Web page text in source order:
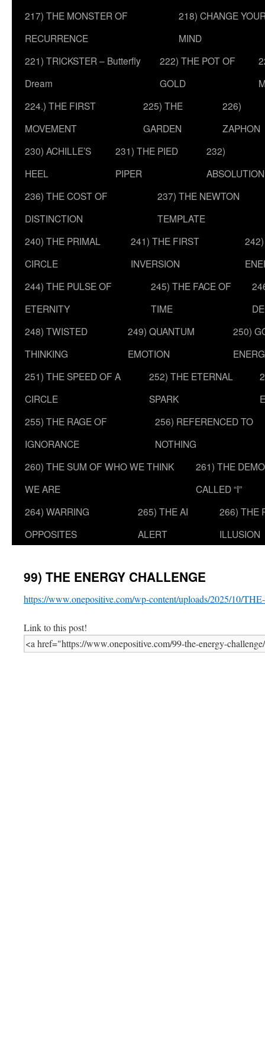
217) THE MONSTER OF
RECURRENCE
218) CHANGE
MIND
221) TRICKSTER – Butterfly
Dream
222) THE POT OF
GOLD
224.) THE FIRST
MOVEMENT
225) THE
GARDEN
226)
ZAPHON
230) ACHILLE’S
HEEL
231) THE PIED
PIPER
232)
ABSOLUTION
236) THE COST OF
DISTINCTION
237) THE NEWTON
TEMPLATE
240) THE PRIMAL
CIRCLE
241) THE FIRST
INVERSION
244) THE PULSE OF
ETERNITY
245) THE FACE OF
TIME
248) TWISTED
THINKING
249) QUANTUM
EMOTION
250)
251) THE SPEED OF A
CIRCLE
252) THE ETERNAL
SPARK
255) THE RAGE OF
IGNORANCE
256) REFERENCED TO
NOTHING
260) THE SUM OF WHO WE THINK
WE ARE
261) THE
CALLED “I”
264) WARRING
OPPOSITES
265) THE AI
ALERT
266) THE
ILLUSION
99) THE ENERGY CHALLENGE
https://www.onepositive.com/wp-content/uploads/2025/10/
Link to this post!